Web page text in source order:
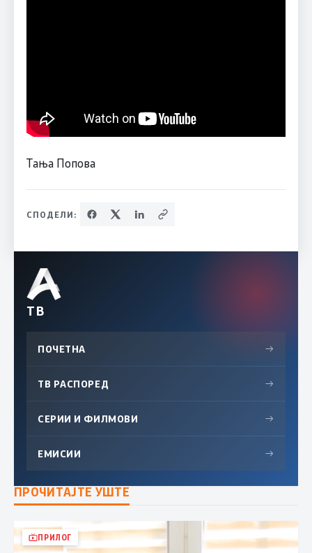
Тања Попова
СПОДЕЛИ:
ТВ
ПОЧЕТНА →
ТВ РАСПОРЕД →
СЕРИИ И ФИЛМОВИ →
ЕМИСИИ →
ПРОЧИТАЈТЕ УШТЕ
ПРИЛОГ